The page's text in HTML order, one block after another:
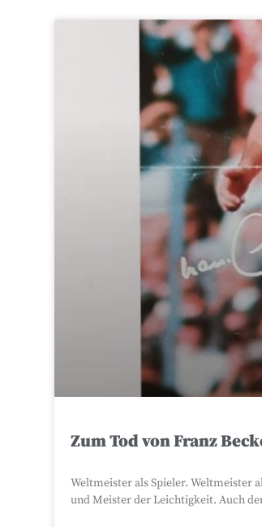
Zum Tod von Franz
Weltmeister als Spieler. Weltmeister
und Meister der Leichtigkeit. Auch